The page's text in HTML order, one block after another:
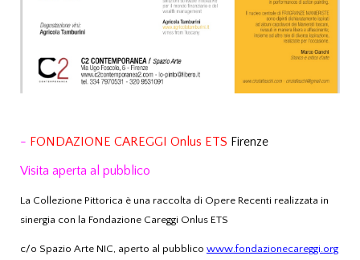
- FONDAZIONE CAREGGI Onlus ETS Firenze
Visita aperta al pubblico
La Collezione Pittorica è una raccolta di Opere Recenti realizzata in
sinergia con la Fondazione Careggi Onlus ETS
c/o Spazio Arte NIC, aperto al pubblico www.fondazionecareggi.org